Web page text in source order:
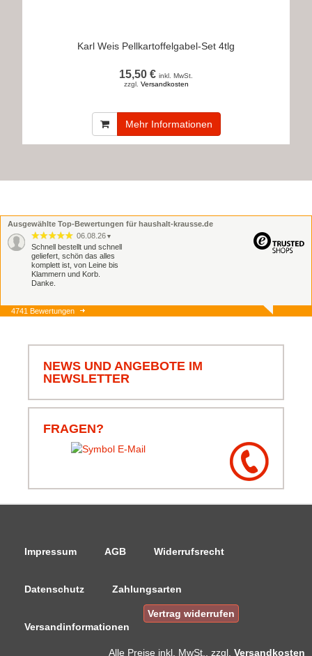
Karl Weis Pellkartoffelgabel-Set 4tlg
15,50 € inkl. MwSt.
zzgl. Versandkosten
Mehr Informationen
Ausgewählte Top-Bewertungen für haushalt-krausse.de
06.08.26 ▼
Schnell bestellt und schnell
geliefert, schön das alles
komplett ist, von Leine bis
Klammern und Korb.
Danke.
06.08.26 ▼
4741 Bewertungen
NEWS UND ANGEBOTE IM
NEWSLETTER
FRAGEN?
Impressum AGB Widerrufsrecht
Datenschutz Zahlungsarten
Versandinformationen
Vertrag widerrufen
Alle Preise inkl. MwSt., zzgl. Versandkosten